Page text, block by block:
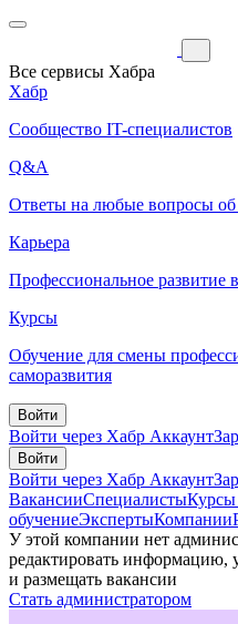
Все сервисы Хабра
Хабр
Сообщество IT-специалистов
Q&A
Ответы на любые вопросы
Карьера
Профессиональное развитие
Курсы
Обучение для смены
саморазвития
Войти
Войти через Хабр Аккаунт
Войти
Войти через Хабр Аккаунт
ВакансииСпециалистыКурсы
обучениеЭкспертыКомпании
У этой компании нет
редактировать информацию,
и размещать вакансии
Стать администратором